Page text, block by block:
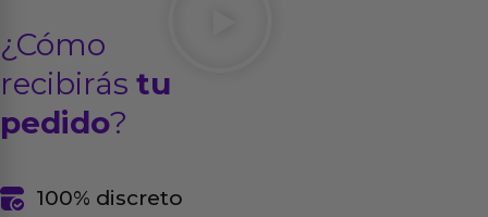
¿Cómo
recibirás tu
pedido?
100% discreto